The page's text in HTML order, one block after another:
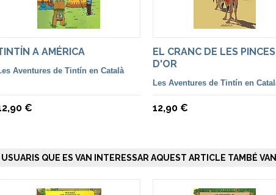
A AMÉRICA
Aventures de Tintín en Català
€
EL CRANC DE LES PINCES
D'OR
Les Aventures de Tintín en
12,90 €
QUE ES VAN INTERESSAR AQUEST ARTICLE TAMBÉ